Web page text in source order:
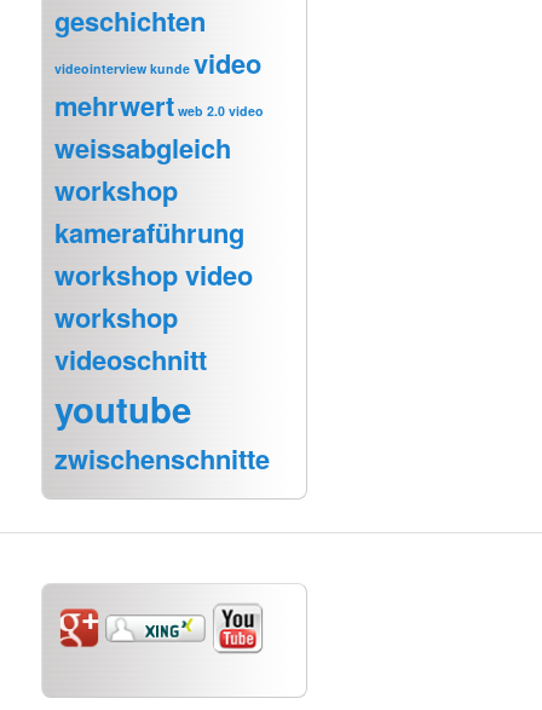
geschichten
videointerview kunde video
mehrwert web 2.0 video
weissabgleich
workshop
kameraführung
workshop video
workshop
videoschnitt
youtube
zwischenschnitte